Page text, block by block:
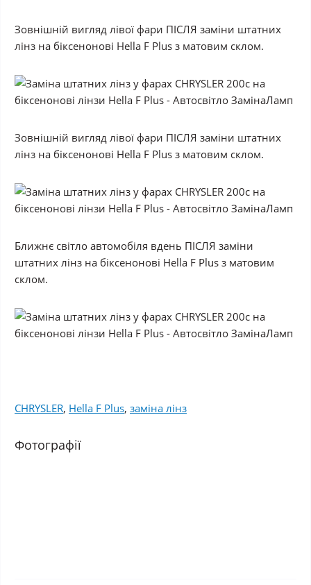
Зовнішній вигляд лівої фари ПІСЛЯ заміни штатних
лінз на біксенонові Hella F Plus з матовим склом.
Зовнішній вигляд лівої фари ПІСЛЯ заміни штатних
лінз на біксенонові Hella F Plus з матовим склом.
Ближнє світло автомобіля вдень ПІСЛЯ заміни
штатних лінз на біксенонові Hella F Plus з матовим
склом.
CHRYSLER, Hella F Plus, заміна лінз
Фотографії